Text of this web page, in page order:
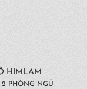
HIMLAM
PHÒNG NGỦ